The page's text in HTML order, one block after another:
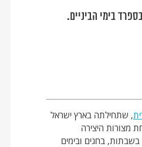
בימי הביניים.
, שתחילתה בארץ ישראל
מצורות היצירה
בחגים ובימים